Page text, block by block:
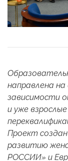
направлена
зависимости
и уже
Проект
развитию
РОССИИ» и